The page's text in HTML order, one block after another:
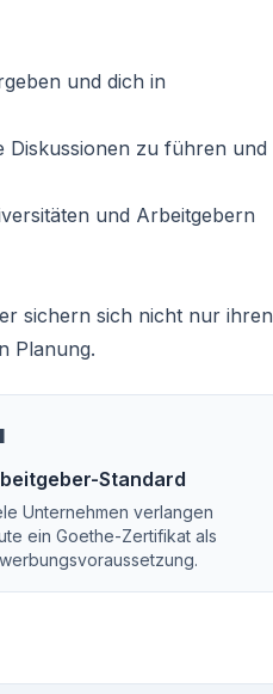
und dich in
Diskussionen zu führen und
und Arbeitgebern
sichern sich nicht nur ihren
Planung.
Standard
Unternehmen verlangen
ein Goethe-Zertifikat als